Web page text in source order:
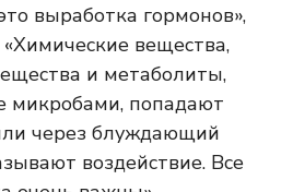
выработка гормонов»,
вещества,
и метаболиты,
микробами, попадают
через блуждающий
воздействие. Все